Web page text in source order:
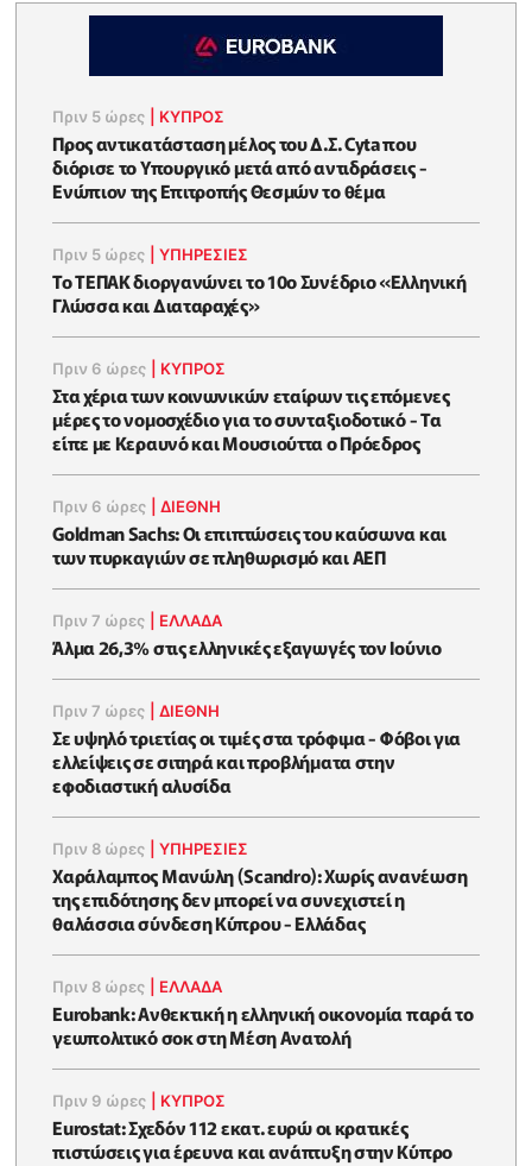
Πριν 5 ώρες ΚΥΠΡΟΣ
Προς αντικατάσταση μέλος του Δ.Σ. Cyta που
διόρισε το Υπουργικό μετά από αντιδράσεις -
Ενώπιον της Επιτροπής Θεσμών το θέμα
Πριν 5 ώρες |ΥΠΗΡΕΣΙΕΣ
Το ΤΕΠΑΚ διοργανώνει το 10ο Συνέδριο «Ελληνική
Γλώσσα και Διαταραχές»
Πριν 6 ώρες ΚΥΠΡΟΣ
Στα χέρια των κοινωνικών εταίρων τις επόμενες
μέρες το νομοσχέδιο για το συνταξιοδοτικό - Τα
είπε με Κεραυνό και Μουσιούττα ο Πρόεδρος
Πριν 6 ώρες |ΔΙΕΘΝΗ
Goldman Sachs: Οι επιπτώσεις του καύσωνα και
των πυρκαγιών σε πληθωρισμό και ΑΕΠ
Πριν 7 ώρες ΕΛΛΆΔΑ
Άλμα 26,3% στις ελληνικές εξαγωγές τον Ιούνιο
Πριν 7 ώρες |ΔΙΕΘΝΗ
Σε υψηλό τριετίας οι τιμές στα τρόφιμα - Φόβοι για
ελλείψεις σε σιτηρά και προβλήματα στην
εφοδιαστική αλυσίδα
Πριν 8 ώρες |ΥΠΗΡΕΣΙΕΣ
Χαράλαμπος Μανώλη (Scandro): Χωρίς ανανέωση
της επιδότησης δεν μπορεί να συνεχιστεί η
θαλάσσια σύνδεση Κύπρου - Ελλάδας
Πριν 8 ώρες ΕΛΛΆΔΑ
Eurobank: Ανθεκτική η ελληνική οικονομία παρά το
γεωπολιτικό σοκ στη Μέση Ανατολή
Πριν 9 ώρες ΚΥΠΡΟΣ
Eurostat: Σχεδόν 112 εκατ. ευρώ οι κρατικές
πιστώσεις για έρευνα και ανάπτυξη στην Κύπρο